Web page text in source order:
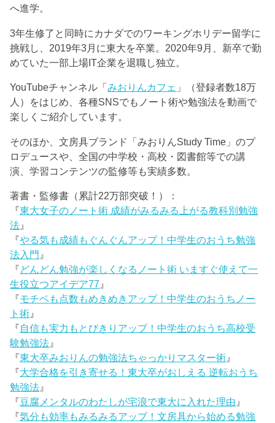
へ進学。
3年生修了と同時にカナダでのワーキングホリデー留学に
挑戦し、2019年3月に東大を卒業。2020年9月、新卒で勤
めていた一部上場IT企業を退職し独立。
YouTubeチャンネル「みおりんカフェ 」（登録者数18万
人）をはじめ、各種SNSでもノート術や勉強法を動画で
楽しくご紹介しています。
そのほか、文房具ブランド「みおりんStudy Time」のプ
ロデュースや、全国の中学校・高校・図書館等での講
演、学習コンテンツの監修等も実績多数。
著書・監修書（累計22万部突破！）：
『東大女子のノート術 成績がみるみる上がる教科別勉強
法 』
『やる気も成績もぐんぐんアップ！中学生のおうち勉強
法入門 』
『どんどん勉強が楽しくなるノート術 いますぐ使えて一
生役立つアイデア77 』
『モチベも点数もめきめきアップ！中学生のおうちノー
ト術 』
『自信も実力もとびきりアップ！中学生のおうち高校受
験勉強法 』
『東大卒みおりんの勉強法ちゃっかりマスター術 』
『大学合格を引き寄せる！東大卒がおしえる 逆転おうち
勉強法 』
『豆腐メンタルのわたしが宅浪で東大に入れた理由 』
『気分も効率もみるみるアップ！文房具から始める勉強